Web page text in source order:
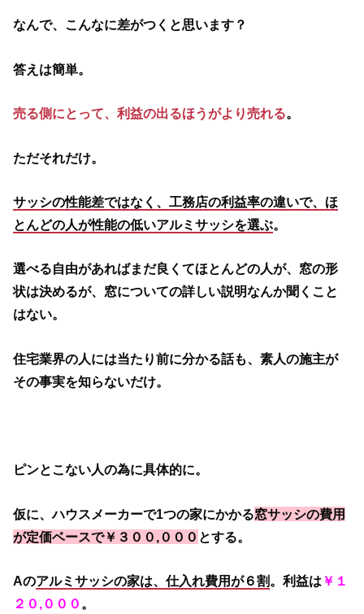
なんで、こんなに差がつくと思います？
答えは簡単。
売る側にとって、利益の出るほうがより売れる。
ただそれだけ。
サッシの性能差ではなく、工務店の利益率の違いで、ほ
とんどの人が性能の低いアルミサッシを選ぶ。
選べる自由があればまだ良くてほとんどの人が、窓の形
状は決めるが、窓についての詳しい説明なんか聞くこと
はない。
住宅業界の人には当たり前に分かる話も、素人の施主が
その事実を知らないだけ。
ピンとこない人の為に具体的に。
仮に、ハウスメーカーで1つの家にかかる窓サッシの費用
が定価ベースで￥３００,０００ とする。
Aのアルミサッシの家は、仕入れ費用が６割。利益は ￥１
２０,０００ 。